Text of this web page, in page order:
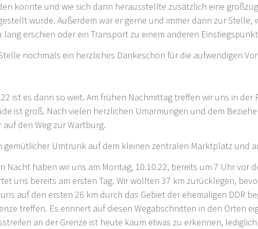
konnte und wie sich dann herausstellte zusätzlich eine
wurde. Außerdem war er gerne und immer dann zur
lang erschien oder ein Transport zu einem anderen
nochmals ein herzliches Dankeschön für die aufwendigen
ist es dann so weit. Am frühen Nachmittag treffen wir uns in der
ist groß. Nach vielen herzlichen Umarmungen und dem
den Weg zur Wartburg.
gemütlicher Umtrunk auf dem kleinen zentralen Marktplatz und
Nacht haben wir uns am Montag, 10.10.22, bereits um 7 Uhr vor
uns bereits am ersten Tag. Wir wollten 37 km zurücklegen,
auf den ersten 26 km durch das Gebiet der ehemaligen DDR
treffen. Es erinnert auf diesen Wegabschnitten in den Orten
an der Grenze ist heute kaum etwas zu erkennen,